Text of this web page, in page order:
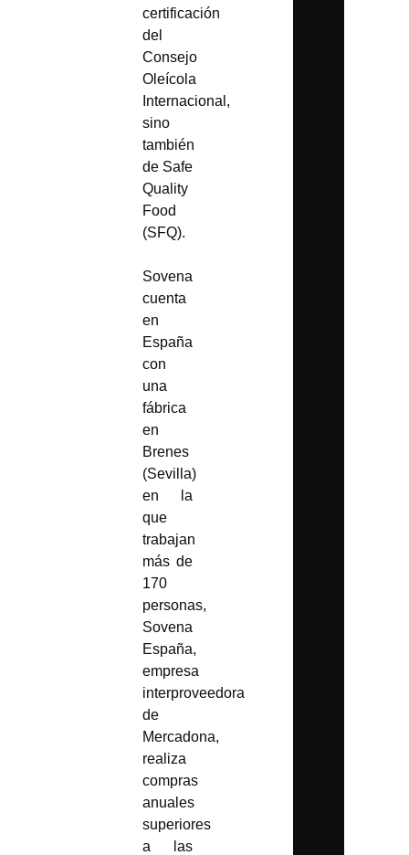
certificación
del
Consejo
Oleícola
Internacional,
sino
también
de Safe
Quality
Food
(SFQ).
Sovena
cuenta
en
España
con
una
fábrica
en
Brenes
(Sevilla)
en la
que
trabajan
más de
170
personas,
Sovena
España,
empresa
interproveedora
de
Mercadona,
realiza
compras
anuales
superiores
a las